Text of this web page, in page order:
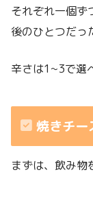
それぞれ一個ず
後のひとつだっ
辛さは1~3で選
焼きチー
まずは、飲み物